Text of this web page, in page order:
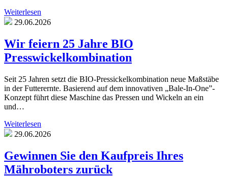
Weiterlesen
29.06.2026
Wir feiern 25 Jahre BIO
Presswickelkombination
Seit 25 Jahren setzt die BIO-Pressickelkombination neue Maßstäbe
in der Futterernte. Basierend auf dem innovativen „Bale-In-One”-
Konzept führt diese Maschine das Pressen und Wickeln an ein
und…
Weiterlesen
29.06.2026
Gewinnen Sie den Kaufpreis Ihres
Mähroboters zurück